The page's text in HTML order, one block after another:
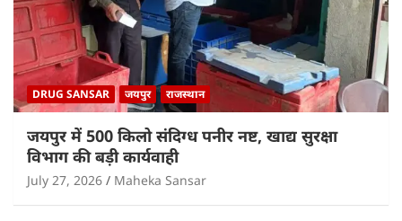
DRUG SANSAR जयपुर राजस्थान
जयपुर में 500 किलो संदिग्ध पनीर नष्ट, खाद्य सुरक्षा
विभाग की बड़ी कार्यवाही
July 27, 2026 Maheka Sansar